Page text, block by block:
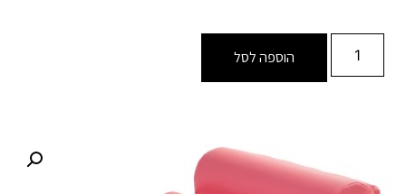
הוספה לסל